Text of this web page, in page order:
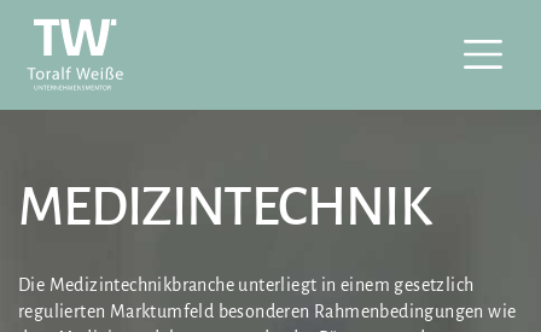
MEDIZINTECHNIK
Die Medizintechnikbranche unterliegt in einem gesetzlich
regulierten Marktumfeld besonderen Rahmenbedingungen wie